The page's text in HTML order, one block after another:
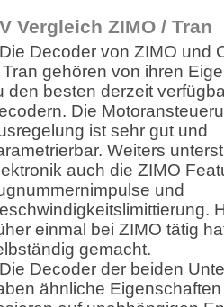
Vergleich ZIMO / Tran
Die Decoder von ZIMO und
Tran gehören von ihren
den besten derzeit
Die
ist sehr gut und
Weiters
auch die ZIMO
und
einmal bei ZIMO tätig
gemacht.
Die Decoder der beiden
ähnliche